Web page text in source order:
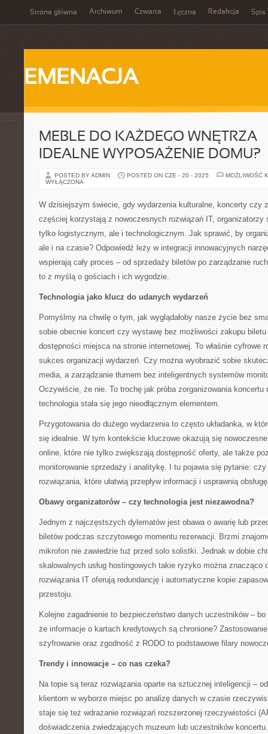
Strona główna Archiwum Czwarta Łęczna Redakcja Spis
EMENACJA
MEBLE DO KAŻDEGO WNĘTRZA
IDEALNE WYPOSAŻENIE DOMU?
POSTED BY ADMIN POSTED ON CZE - 20 - 2025
MOŻLIWOŚĆ
WYŁĄCZONA
W dzisiejszym świecie, gdy wydarzenia kulturalne, koncerty czy
częściej korzystają z nowoczesnych rozwiązań IT, organizatorzy
tylko logistycznym, ale i technologicznym. Jak sprawić, by
ale i na czasie? Odpowiedź leży w integracji innowacyjnych
wspierają cały proces – od sprzedaży biletów po zarządzanie
to z myślą o gościach i ich wygodzie.
Technologia jako klucz do udanych wydarzeń
Pomyślmy na chwilę o tym, jak wyglądałoby nasze życie bez
sobie obecnie koncert czy wystawę bez możliwości zakupu
dostępności miejsca na stronie internetowej. To właśnie cyfrowe
sukces organizacji wydarzeń. Czy można wyobrazić sobie
media, a zarządzanie tłumem bez inteligentnych systemów
Oczywiście, że nie. To trochę jak próba zorganizowania koncertu
technologia stała się jego nieodłącznym elementem.
Przygotowania do dużego wydarzenia to często układanka, w
się idealnie. W tym kontekście kluczowe okazują się
online, które nie tylko zwiększają dostępność oferty, ale także
monitorowanie sprzedaży i analitykę. I tu pojawia się pytanie:
rozwiązania, które ułatwią przepływ informacji i usprawnią
Obawy organizatorów – czy technologia jest niezawodna?
Jednym z najczęstszych dylematów jest obawa o awarię lub
biletów podczas szczytowego momentu rezerwacji. Brzmi
mikrofon nie zawiedzie tuż przed solo solistki. Jednak w dobie
skalowalnych usług hostingowych takie ryzyko można znacząco
rozwiązania IT oferują redundancję i automatyczne kopie
przestoju.
Kolejne zagadnienie to bezpieczeństwo danych uczestników –
że informacje o kartach kredytowych są chronione?
szyfrowanie oraz zgodność z RODO to podstawowe filary
Trendy i innowacje – co nas czeka?
Na topie są teraz rozwiązania oparte na sztucznej inteligencji –
klientom w wyborze miejsc po analizę danych w czasie
staje się też wdrażanie rozwiązań rozszerzonej rzeczywistości
doświadczenia zwiedzających muzeum lub uczestników